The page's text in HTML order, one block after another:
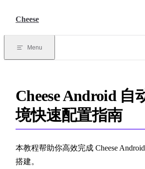
Cheese
Menu
Cheese Android 自
境快速配置指南
本教程帮助你高效完成 Cheese
搭建。